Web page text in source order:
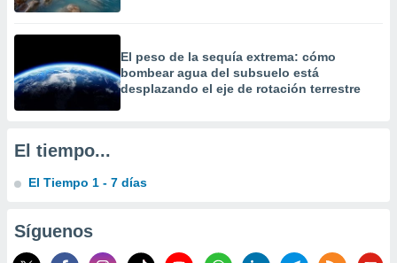
de la
de
o a través
de
de
uso de
El peso de la sequía extrema: cómo
bombear agua del subsuelo está
desplazando el eje de rotación terrestre
El tiempo...
El Tiempo 1 - 7 días
Síguenos